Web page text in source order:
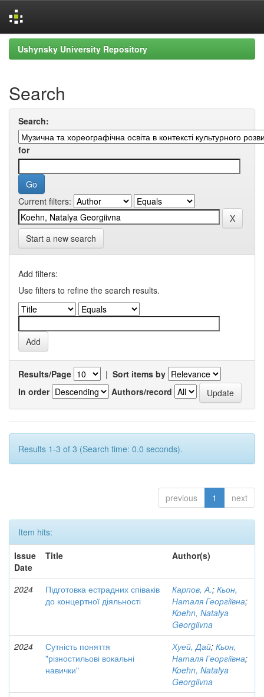
Skip
navigation
Ushynsky University Repository
Search
Search:
for
Current filters:
Start a new search
Add filters:
Use filters to refine the search results.
Results/Page | Sort items by
In order
Authors/record
Results 1-3 of 3 (Search time: 0.0 seconds).
previous 1 next
Item hits:
Issue
Date
Title Author(s)
2024
Підготовка естрадних співаків
до концертної діяльності
Карпов, А.; Кьон,
Наталя Георгіївна;
Koehn, Natalya
Georgiivna
2024
Сутність поняття
"різностильові вокальні
навички"
Хуей, Дай; Кьон,
Наталя Георгіївна;
Koehn, Natalya
Georgiivna